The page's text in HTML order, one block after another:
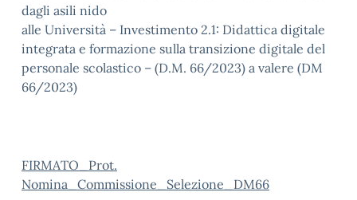
dagli asili nido
alle Università – Investimento 2.1: Didattica digitale
integrata e formazione sulla transizione digitale del
personale scolastico – (D.M. 66/2023) a valere (DM
66/2023)
FIRMATO_Prot.
Nomina_Commissione_Selezione_DM66